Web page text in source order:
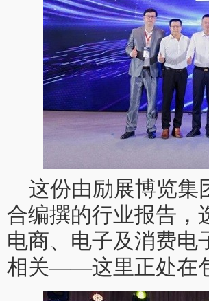
这份由励展博览集
合编撰的行业报告，
电商、电子及消费电
相关——这里正处在